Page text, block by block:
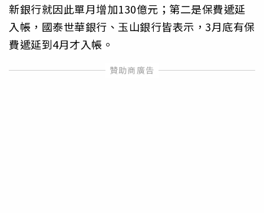
新銀行就因此單月增加130億元；第二是保費遞延
入帳，國泰世華銀行、玉山銀行皆表示，3月底有保
費遞延到4月才入帳。